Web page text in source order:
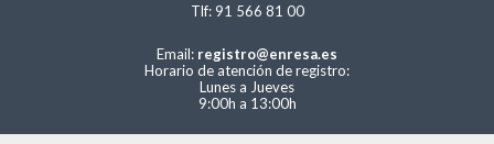
Tlf: 91 566 81 00
Email: registro@enresa.es
Horario de atención de registro:
Lunes a Jueves
9:00h a 13:00h